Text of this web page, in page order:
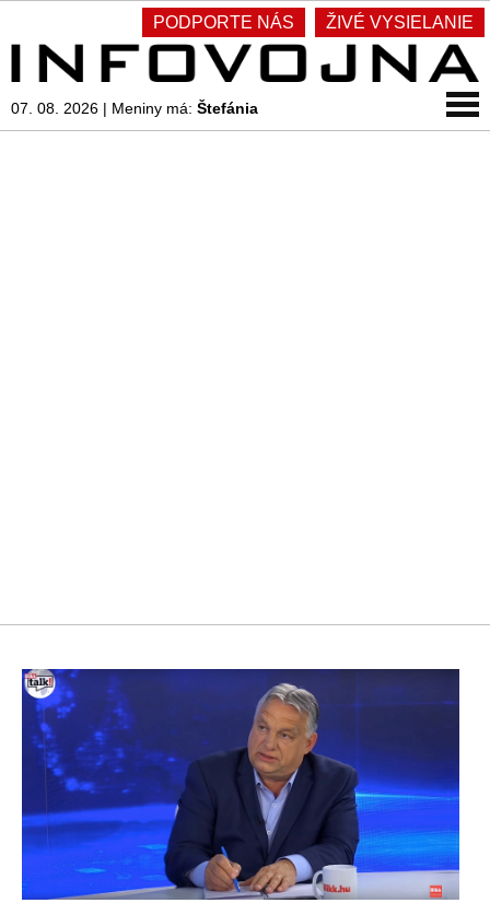
PODPORTE NÁS ŽIVÉ VYSIELANIE
07. 08. 2026 | Meniny má: Štefánia